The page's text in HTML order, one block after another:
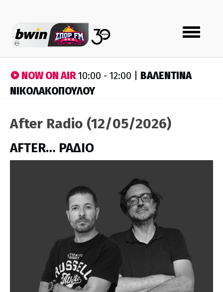
Toggle
navigation
NOW ON AIR10:00 - 12:00 | ΒΑΛΕΝΤΙΝΑ
ΝΙΚΟΛΑΚΟΠΟΥΛΟΥ
After Radio (12/05/2026)
AFTER… ΡΑΔΙΟ